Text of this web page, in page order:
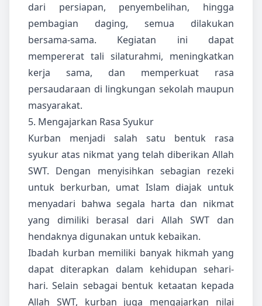
dari persiapan, penyembelihan, hingga
pembagian daging, semua dilakukan
bersama-sama. Kegiatan ini dapat
mempererat tali silaturahmi, meningkatkan
kerja sama, dan memperkuat rasa
persaudaraan di lingkungan sekolah maupun
masyarakat.
5. Mengajarkan Rasa Syukur
Kurban menjadi salah satu bentuk rasa
syukur atas nikmat yang telah diberikan Allah
SWT. Dengan menyisihkan sebagian rezeki
untuk berkurban, umat Islam diajak untuk
menyadari bahwa segala harta dan nikmat
yang dimiliki berasal dari Allah SWT dan
hendaknya digunakan untuk kebaikan.
Ibadah kurban memiliki banyak hikmah yang
dapat diterapkan dalam kehidupan sehari-
hari. Selain sebagai bentuk ketaatan kepada
Allah SWT, kurban juga mengajarkan nilai